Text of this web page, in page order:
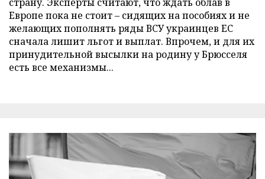
Европе пока не стоит – сидящих на пособиях и не
желающих пополнять ряды ВСУ украинцев ЕС
сначала лишит льгот и выплат. Впрочем, и для их
принудительной высылки на родину у Брюсселя
есть все механизмы...